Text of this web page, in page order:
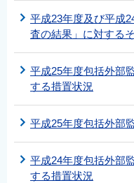
平成23年度及び平成
査の結果」に対する
平成25年度包括外部
する措置状況
平成25年度包括外部
平成24年度包括外部
する措置状況